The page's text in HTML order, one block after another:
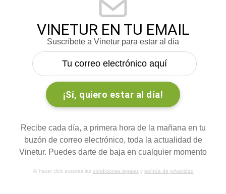
VINETUR EN TU EMAIL
Suscríbete a Vinetur para estar al día
Recibe cada día, a primera hora de la mañana en tu
buzón de correo electrónico, toda la actualidad de
Vinetur. Puedes darte de baja en cualquier momento
Al hacer click aceptas las condiciones legalesy política de privacidad